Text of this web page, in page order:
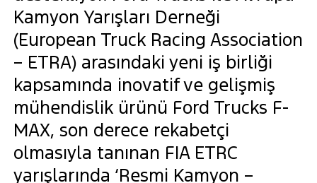
Kamyon Yarışları Derneği
(European Truck Racing Association
– ETRA) arasındaki yeni iş birliği
kapsamında inovatif ve gelişmiş
mühendislik ürünü Ford Trucks F-
MAX, son derece rekabetçi
olmasıyla tanınan FIA ETRC
yarışlarında ‘Resmi Kamyon –